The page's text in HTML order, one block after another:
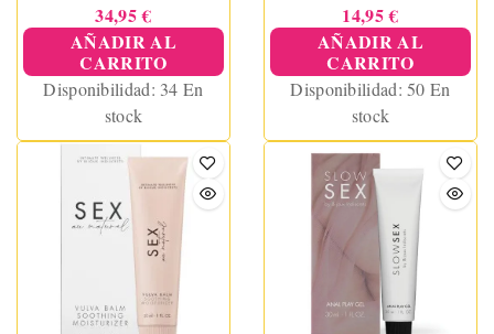
34,95 €
AÑADIR AL
CARRITO
Disponibilidad: 34 En
stock
14,95 €
AÑADIR AL
CARRITO
Disponibilidad:50 En
stock